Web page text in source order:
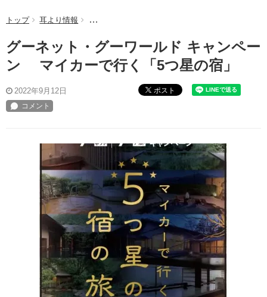
トップ 耳より情報 グーネット・グーワールド キャンペーン マイ
グーネット・グーワールド キャンペー
ン マイカーで行く「5つ星の宿」
2022年9月12日 ポスト